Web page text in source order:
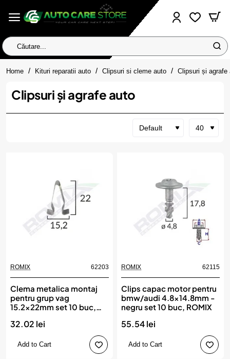
Căutare...
Home homeKituri reparatii auto Clipsuri si cleme auto Clipsuri și agrafe
Clipsuri și agrafe auto
ROMIX 62203
Clema metalica montaj
pentru grup vag
15.2x22mm set 10 buc,
32.02 lei
Add to Cart
ROMIX 62115
Clips capac motor pentru
bmw/audi 4.8x14.8mm -
negru set 10 buc, ROMIX
55.54 lei
Add to Cart